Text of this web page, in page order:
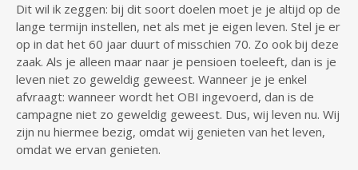
Dit wil ik zeggen: bij dit soort doelen moet je je altijd op de
lange termijn instellen, net als met je eigen leven. Stel je er
op in dat het 60 jaar duurt of misschien 70. Zo ook bij deze
zaak. Als je alleen maar naar je pensioen toeleeft, dan is je
leven niet zo geweldig geweest. Wanneer je je enkel
afvraagt: wanneer wordt het OBI ingevoerd, dan is de
campagne niet zo geweldig geweest. Dus, wij leven nu. Wij
zijn nu hiermee bezig, omdat wij genieten van het leven,
omdat we ervan genieten.